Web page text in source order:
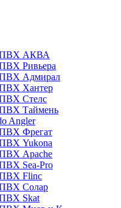
ПВХ АКВА
Ривьера
Адмирал
Хантер
Стелс
Таймень
Angler
Фрегат
Yukona
Apache
Sea-Pro
Flinc
Солар
Skat